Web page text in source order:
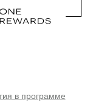
в программе